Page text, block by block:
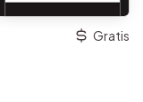
Gratis